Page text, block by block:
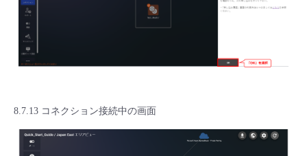
8.7.13 コネクション接続中の画面